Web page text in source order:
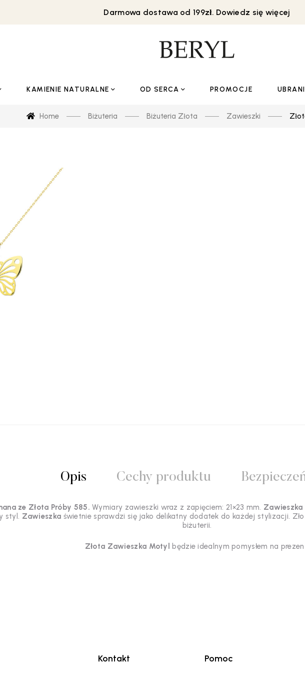
Darmowa dostawa od 199zł. Dowiedz się więcej
KAMIENIE NATURALNE OD SERCA PROMOCJE
Home Biżuteria Biżuteria Złota Zawieszki
Opis Cechy produktu
ze Złota Próby 585. Wymiary zawieszki wraz z zapięciem: 21×23 mm. Zawieszka
styl. Zawieszka świetnie sprawdzi się jako delikatny dodatek do każdej stylizacji.
biżuterii.
Złota Zawieszka Motyl będzie idealnym pomysłem na
Kontakt Pomoc